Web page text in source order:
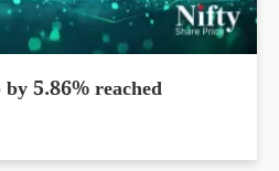
5.86% reached